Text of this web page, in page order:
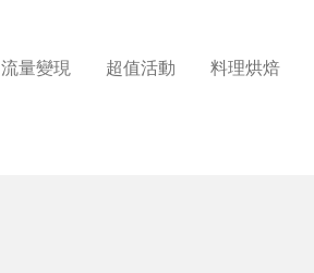
流量變現 超值活動 料理烘焙